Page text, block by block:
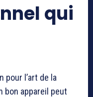
qui
pour l’art de la
bon appareil peut